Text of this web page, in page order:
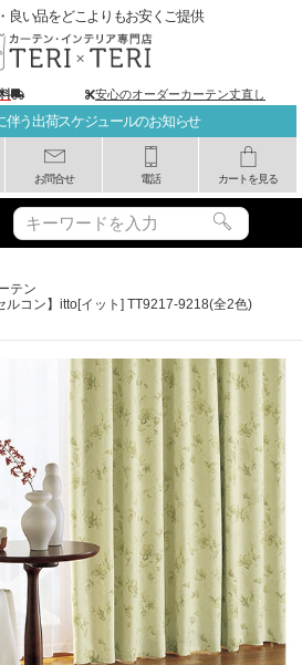
伴う出荷スケジュールのお知らせ
お問合せ 電話 カートを見る
良い品をどこよりもお安くご提供
安心のオーダーカーテン丈直し
テン
ルコン】itto[イット] TT9217-9218(全2色)